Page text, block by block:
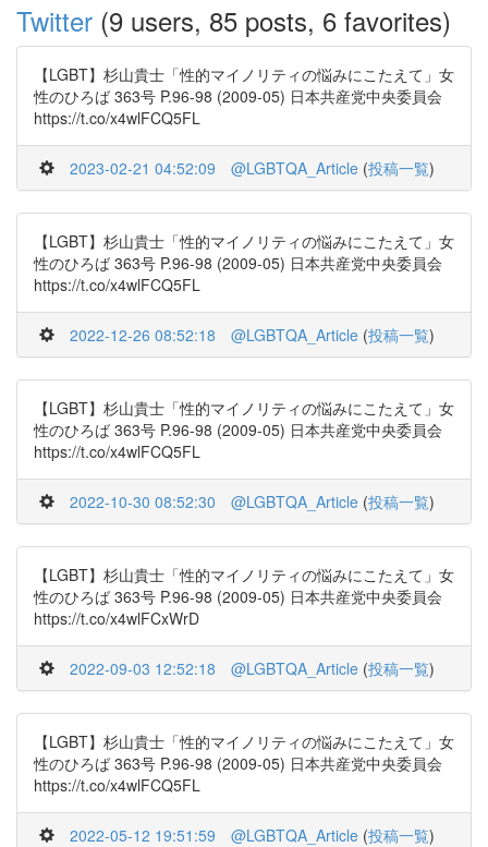
Twitter (9 users, 85 posts, 6 favorites)
【LGBT】杉山貴士「性的マイノリティの悩みにこたえて」女
性のひろば 363号 P.96-98 (2009-05) 日本共産党中央委員会
https://t.co/x4wlFCQ5FL
2023-02-21 04:52:09 @LGBTQA_Article (投稿一覧)
【LGBT】杉山貴士「性的マイノリティの悩みにこたえて」女
性のひろば 363号 P.96-98 (2009-05) 日本共産党中央委員会
https://t.co/x4wlFCQ5FL
2022-12-26 08:52:18 @LGBTQA_Article (投稿一覧)
【LGBT】杉山貴士「性的マイノリティの悩みにこたえて」女
性のひろば 363号 P.96-98 (2009-05) 日本共産党中央委員会
https://t.co/x4wlFCQ5FL
2022-10-30 08:52:30 @LGBTQA_Article (投稿一覧)
【LGBT】杉山貴士「性的マイノリティの悩みにこたえて」女
性のひろば 363号 P.96-98 (2009-05) 日本共産党中央委員会
https://t.co/x4wlFCxWrD
2022-09-03 12:52:18 @LGBTQA_Article (投稿一覧)
【LGBT】杉山貴士「性的マイノリティの悩みにこたえて」女
性のひろば 363号 P.96-98 (2009-05) 日本共産党中央委員会
https://t.co/x4wlFCQ5FL
2022-05-12 19:51:59 @LGBTQA_Article (投稿一覧)